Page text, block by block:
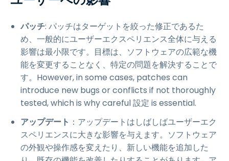
パッチ: パッチはターゲットを絞った修正であるた
め、一般的にユーザーエクスペリエンス全体に与える
影響は最小限です。目標は、ソフトウェアの広範な機
能を変更することなく、特定の問題を解決することで
す。However, in some cases, patches can
introduce new bugs or conflicts if not thoroughly
tested, which is why careful 設定 is essential.
アップデート ：アップデートはしばしばユーザーエク
スペリエンスに大きな影響を与えます。ソフトウェア
の外観や操作感を変えたり、新しい機能を追加した